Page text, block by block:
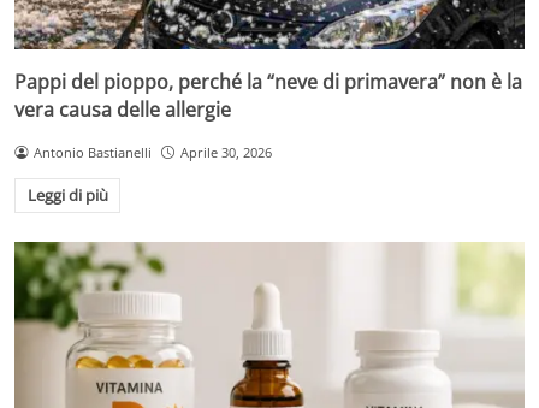
Pappi del pioppo, perché la “neve di primavera” non è la
vera causa delle allergie
Antonio Bastianelli Aprile 30, 2026
Leggi di più